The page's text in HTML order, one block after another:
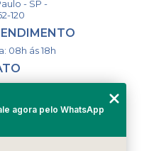
- SP -
120
08h ás 18h
1867
9556
agora pelo WhatsApp